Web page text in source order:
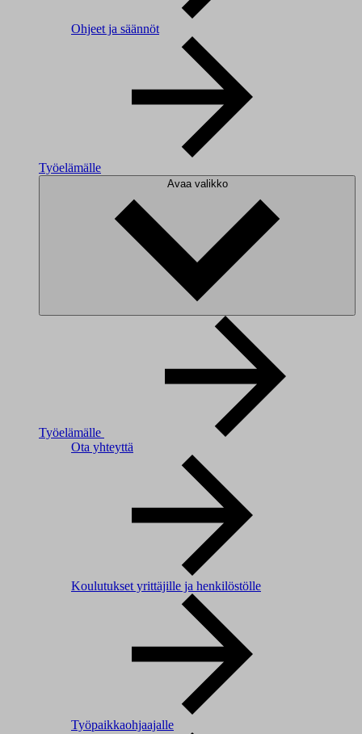
Ohjeet ja säännöt
Työelämälle
Avaa valikko
Työelämälle
Ota yhteyttä
Koulutukset yrittäjille ja henkilöstölle
Työpaikkaohjaajalle